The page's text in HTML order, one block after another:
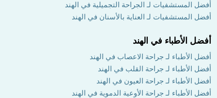
أفضل المستشفيات لـ الجراحة التجميلية في الهند
أفضل المستشفيات لـ العناية بالأسنان في الهند
أفضل الأطباء في الهند
أفضل الأطباء لـ جراحة الاعصاب في الهند
أفضل الأطباء لـ جراحة القلب في الهند
أفضل الأطباء لـ جراحة العيون في الهند
أفضل الأطباء لـ جراحة الأوعية الدموية في الهند